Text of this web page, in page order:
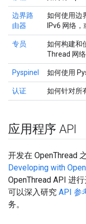
边界路
由器
如何使用边
IPv6 网络
专员
如何构建和
Thread 网络
Pyspinel 如何使用
认证 如何针对所
应用程序 API
开发在 OpenThread
Developing with
OpenThread API 进
可以深入研究 API 参
务。